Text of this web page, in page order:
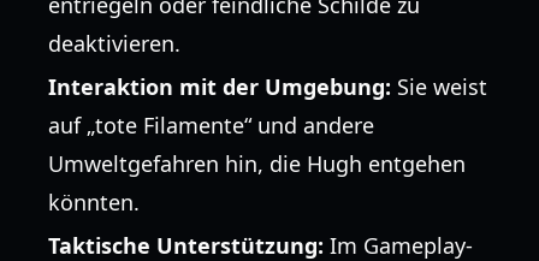
deaktivieren.
Interaktion mit der Umgebung: Sie weist
auf „tote Filamente“ und andere
Umweltgefahren hin, die Hugh entgehen
könnten.
Taktische Unterstützung: Im Gameplay-